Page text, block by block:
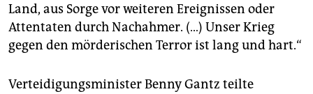
Land, aus Sorge vor weiteren Ereignissen oder
Attentaten durch Nachahmer. (…) Unser Krieg
gegen den mörderischen Terror ist lang und hart.“
Verteidigungsminister Benny Gantz teilte